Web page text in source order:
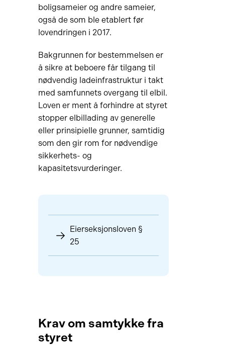
boligsameier og andre sameier,
også de som ble etablert før
lovendringen i 2017.
Bakgrunnen for bestemmelsen er
å sikre at beboere får tilgang til
nødvendig ladeinfrastruktur i takt
med samfunnets overgang til elbil.
Loven er ment å forhindre at styret
stopper elbillading av generelle
eller prinsipielle grunner, samtidig
som den gir rom for nødvendige
sikkerhets- og
kapasitetsvurderinger.
Eierseksjonsloven §
25
Krav om samtykke fra
styret